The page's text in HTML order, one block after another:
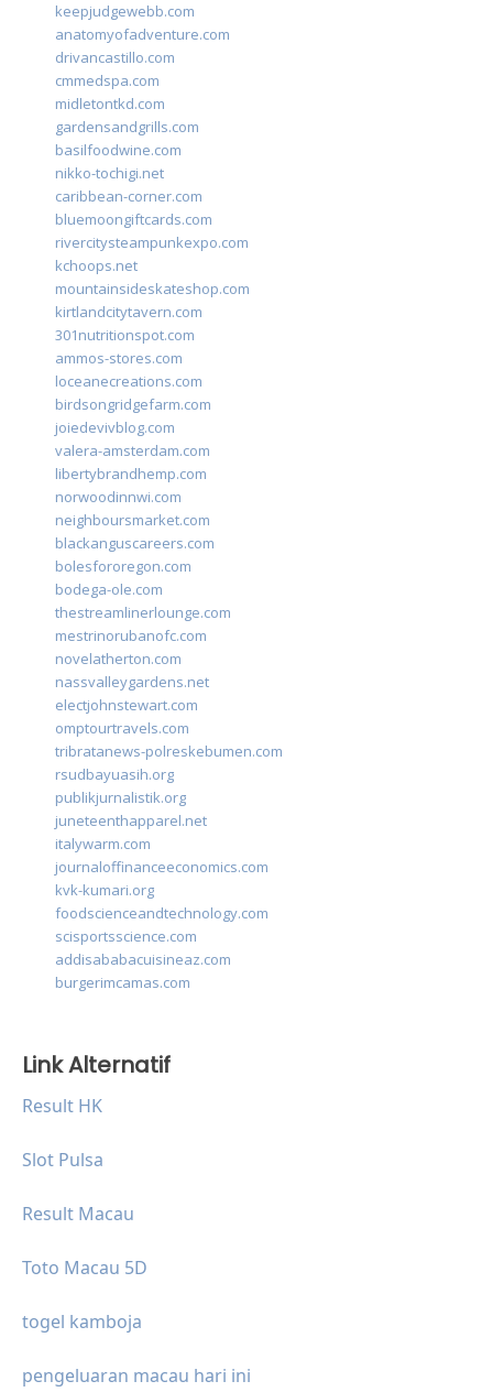
keepjudgewebb.com
anatomyofadventure.com
drivancastillo.com
cmmedspa.com
midletontkd.com
gardensandgrills.com
basilfoodwine.com
nikko-tochigi.net
caribbean-corner.com
bluemoongiftcards.com
rivercitysteampunkexpo.com
kchoops.net
mountainsideskateshop.com
kirtlandcitytavern.com
301nutritionspot.com
ammos-stores.com
loceanecreations.com
birdsongridgefarm.com
joiedevivblog.com
valera-amsterdam.com
libertybrandhemp.com
norwoodinnwi.com
neighboursmarket.com
blackanguscareers.com
bolesfororegon.com
bodega-ole.com
thestreamlinerlounge.com
mestrinorubanofc.com
novelatherton.com
nassvalleygardens.net
electjohnstewart.com
omptourtravels.com
tribratanews-polreskebumen.com
rsudbayuasih.org
publikjurnalistik.org
juneteenthapparel.net
italywarm.com
journaloffinanceeconomics.com
kvk-kumari.org
foodscienceandtechnology.com
scisportsscience.com
addisababacuisineaz.com
burgerimcamas.com
Link Alternatif
Result HK
Slot Pulsa
Result Macau
Toto Macau 5D
togel kamboja
pengeluaran macau hari ini